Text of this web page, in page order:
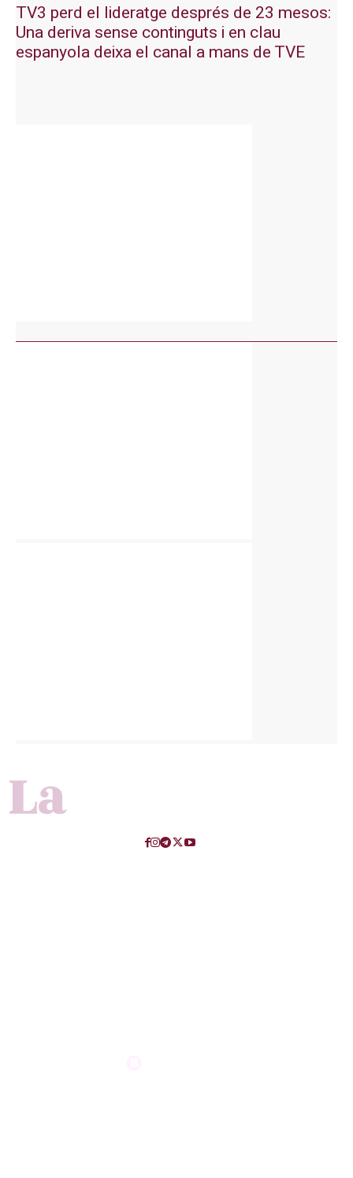
TV3 perd el lideratge després de 23 mesos:
Una deriva sense continguts i en clau
espanyola deixa el canal a mans de TVE